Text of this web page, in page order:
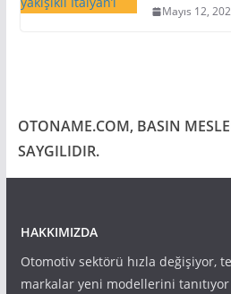
Mayıs 12,
OTONAME.COM, BASIN
SAYGILIDIR.
HAKKIMIZDA
Otomotiv sektörü hızla değişiyor,
markalar yeni modellerini